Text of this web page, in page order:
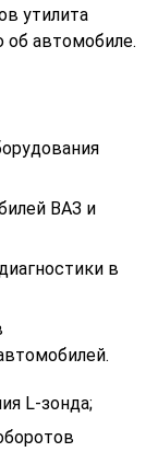
утилита
автомобиле.
ВАЗ и
в
L-зонда;